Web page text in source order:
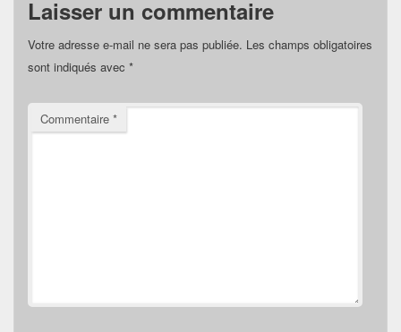
Laisser un commentaire
Votre adresse e-mail ne sera pas publiée. Les champs obligatoires
sont indiqués avec *
Commentaire *